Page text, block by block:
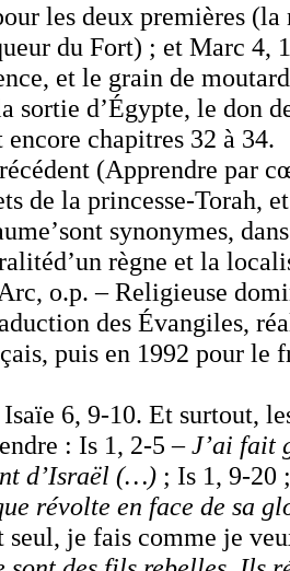
les deux premières
du Fort) ; et Marc 4,
et le grain de
sortie d’Égypte, le don
encore chapitres 32 à 34.
(Apprendre par
de la princesse-Torah,
’sont synonymes,
’un règne et la
o.p. – Religieuse
des Évangiles,
puis en 1992 pour le
6, 9-10. Et surtout,
: Is 1, 2-5 –J’ai fait
d’Israël (…) ; Is 1, 9-20
révolte en face de sa
je fais comme je